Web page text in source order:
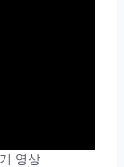
영상